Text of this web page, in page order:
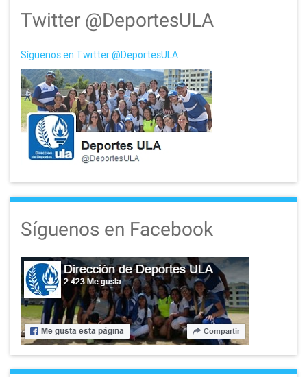
Twitter @DeportesULA
Síguenos en Twitter @DeportesULA
Síguenos en Facebook